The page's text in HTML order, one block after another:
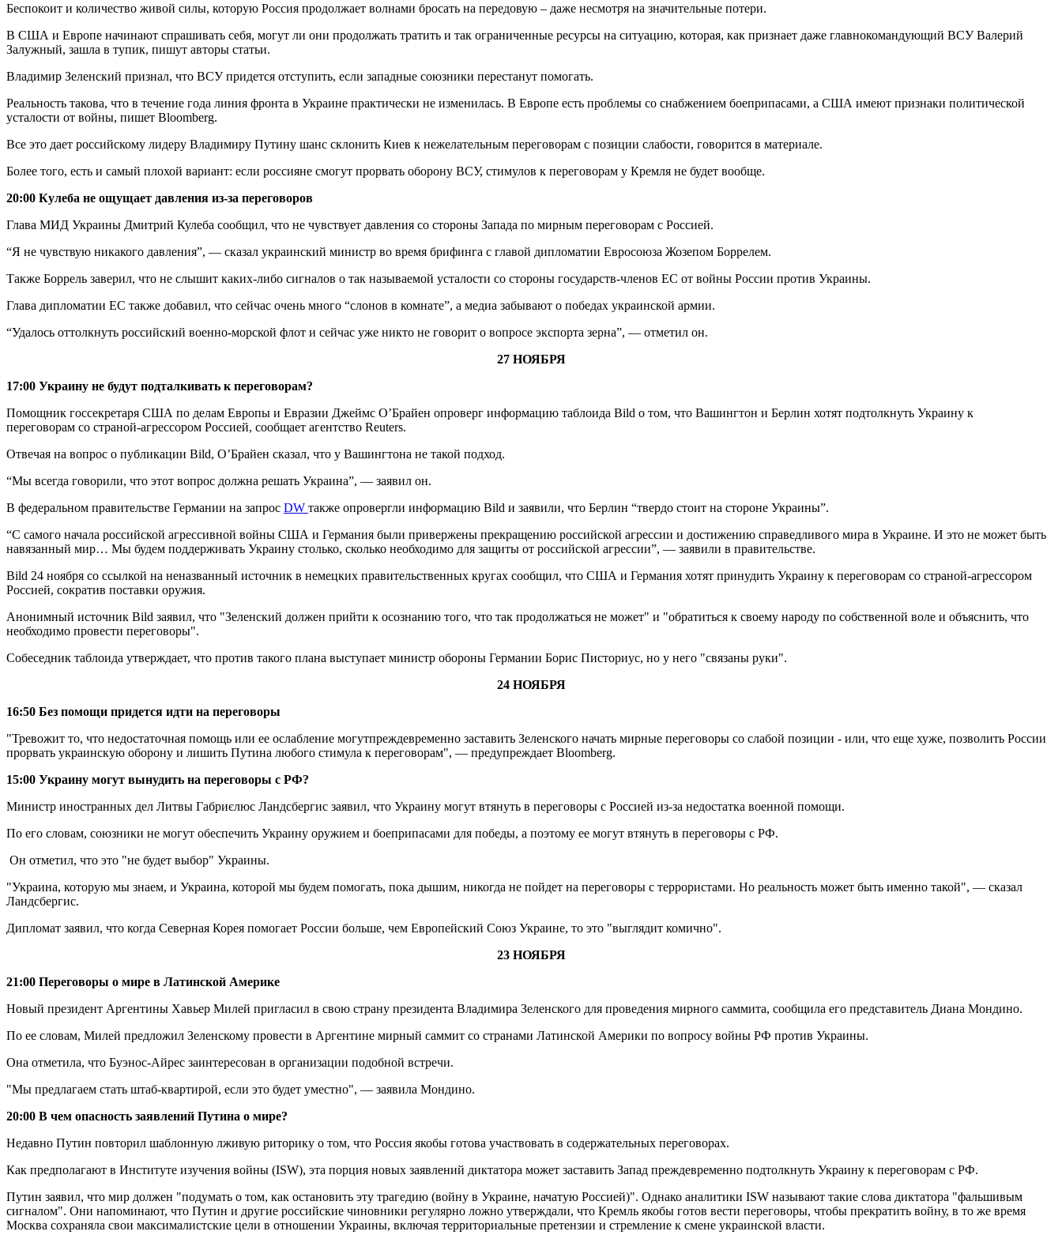
Беспокоит и количество живой силы, которую Россия продолжает волнами бросать на передовую – даже несмотря на значительные потери.
В США и Европе начинают спрашивать себя, могут ли они продолжать тратить и так ограниченные ресурсы на ситуацию, которая, как признает даже главнокомандующий ВСУ Валерий
Залужный, зашла в тупик, пишут авторы статьи.
Владимир Зеленский признал, что ВСУ придется отступить, если западные союзники перестанут помогать.
Реальность такова, что в течение года линия фронта в Украине практически не изменилась. В Европе есть проблемы со снабжением боеприпасами, а США имеют признаки политической
усталости от войны, пишет Bloomberg.
Все это дает российскому лидеру Владимиру Путину шанс склонить Киев к нежелательным переговорам с позиции слабости, говорится в материале.
Более того, есть и самый плохой вариант: если россияне смогут прорвать оборону ВСУ, стимулов к переговорам у Кремля не будет вообще.
20:00 Кулеба не ощущает давления из-за переговоров
Глава МИД Украины Дмитрий Кулеба сообщил, что не чувствует давления со стороны Запада по мирным переговорам с Россией.
“Я не чувствую никакого давления”, — сказал украинский министр во время брифинга с главой дипломатии Евросоюза Жозепом Боррелем.
Также Боррель заверил, что не слышит каких-либо сигналов о так называемой усталости со стороны государств-членов ЕС от войны России против Украины.
Глава дипломатии ЕС также добавил, что сейчас очень много “слонов в комнате”, а медиа забывают о победах украинской армии.
“Удалось оттолкнуть российский военно-морской флот и сейчас уже никто не говорит о вопросе экспорта зерна”, — отметил он.
27 НОЯБРЯ
17:00 Украину не будут подталкивать к переговорам?
Помощник госсекретаря США по делам Европы и Евразии Джеймс О’Брайен опроверг информацию таблоида Bild о том, что Вашингтон и Берлин хотят подтолкнуть Украину к
переговорам со страной-агрессором Россией, сообщает агентство Reuters.
Отвечая на вопрос о публикации Bild, О’Брайен сказал, что у Вашингтона не такой подход.
“Мы всегда говорили, что этот вопрос должна решать Украина”, — заявил он.
В федеральном правительстве Германии на запрос DW также опровергли информацию Bild и заявили, что Берлин “твердо стоит на стороне Украины”.
“С самого начала российской агрессивной войны США и Германия были привержены прекращению российской агрессии и достижению справедливого мира в Украине. И это не может быть
навязанный мир… Мы будем поддерживать Украину столько, сколько необходимо для защиты от российской агрессии”, — заявили в правительстве.
Bild 24 ноября со ссылкой на неназванный источник в немецких правительственных кругах сообщил, что США и Германия хотят принудить Украину к переговорам со страной-агрессором
Россией, сократив поставки оружия.
Анонимный источник Bild заявил, что "Зеленский должен прийти к осознанию того, что так продолжаться не может" и "обратиться к своему народу по собственной воле и объяснить, что
необходимо провести переговоры".
Собеседник таблоида утверждает, что против такого плана выступает министр обороны Германии Борис Писториус, но у него "связаны руки".
24 НОЯБРЯ
16:50 Без помощи придется идти на переговоры
"Тревожит то, что недостаточная помощь или ее ослабление могутпреждевременно заставить Зеленского начать мирные переговоры со слабой позиции - или, что еще хуже, позволить России
прорвать украинскую оборону и лишить Путина любого стимула к переговорам", — предупреждает Bloomberg.
15:00 Украину могут вынудить на переговоры с РФ?
Министр иностранных дел Литвы Габриєлюс Ландсбергис заявил, что Украину могут втянуть в переговоры с Россией из-за недостатка военной помощи.
По его словам, союзники не могут обеспечить Украину оружием и боеприпасами для победы, а поэтому ее могут втянуть в переговоры с РФ.
Он отметил, что это "не будет выбор" Украины.
"Украина, которую мы знаем, и Украина, которой мы будем помогать, пока дышим, никогда не пойдет на переговоры с террористами. Но реальность может быть именно такой", — сказал
Ландсбергис.
Дипломат заявил, что когда Северная Корея помогает России больше, чем Европейский Союз Украине, то это "выглядит комично".
23 НОЯБРЯ
21:00 Переговоры о мире в Латинской Америке
Новый президент Аргентины Хавьер Милей пригласил в свою страну президента Владимира Зеленского для проведения мирного саммита, сообщила его представитель Диана Мондино.
По ее словам, Милей предложил Зеленскому провести в Аргентине мирный саммит со странами Латинской Америки по вопросу войны РФ против Украины.
Она отметила, что Буэнос-Айрес заинтересован в организации подобной встречи.
"Мы предлагаем стать штаб-квартирой, если это будет уместно", — заявила Мондино.
20:00 В чем опасность заявлений Путина о мире?
Недавно Путин повторил шаблонную лживую риторику о том, что Россия якобы готова участвовать в содержательных переговорах.
Как предполагают в Институте изучения войны (ISW), эта порция новых заявлений диктатора может заставить Запад преждевременно подтолкнуть Украину к переговорам с РФ.
Путин заявил, что мир должен "подумать о том, как остановить эту трагедию (войну в Украине, начатую Россией)". Однако аналитики ISW называют такие слова диктатора "фальшивым
сигналом". Они напоминают, что Путин и другие российские чиновники регулярно ложно утверждали, что Кремль якобы готов вести переговоры, чтобы прекратить войну, в то же время
Москва сохраняла свои максималистские цели в отношении Украины, включая территориальные претензии и стремление к смене украинской власти.